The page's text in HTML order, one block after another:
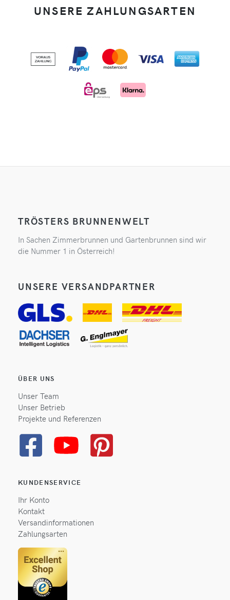
UNSERE ZAHLUNGSARTEN
TRÖSTERS BRUNNENWELT
In Sachen Zimmerbrunnen und Gartenbrunnen sind wir
die Nummer 1 in Österreich!
UNSERE VERSANDPARTNER
ÜBER UNS
Unser Team
Unser Betrieb
Projekte und Referenzen
KUNDENSERVICE
Ihr Konto
Kontakt
Versandinformationen
Zahlungsarten